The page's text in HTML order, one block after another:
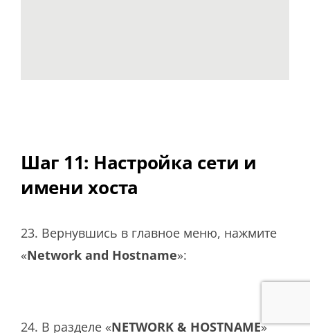
Шаг 11: Настройка сети и
имени хоста
23. Вернувшись в главное меню, нажмите
«Network and Hostname»:
24. В разделе «NETWORK & HOSTNAME»